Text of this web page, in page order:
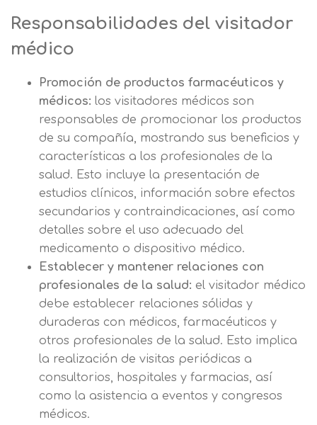
Responsabilidades del visitador
médico
Promoción de productos farmacéuticos y
médicos: los visitadores médicos son
responsables de promocionar los productos
de su compañía, mostrando sus beneficios y
características a los profesionales de la
salud. Esto incluye la presentación de
estudios clínicos, información sobre efectos
secundarios y contraindicaciones, así como
detalles sobre el uso adecuado del
medicamento o dispositivo médico.
Establecer y mantener relaciones con
profesionales de la salud: el visitador médico
debe establecer relaciones sólidas y
duraderas con médicos, farmacéuticos y
otros profesionales de la salud. Esto implica
la realización de visitas periódicas a
consultorios, hospitales y farmacias, así
como la asistencia a eventos y congresos
médicos.